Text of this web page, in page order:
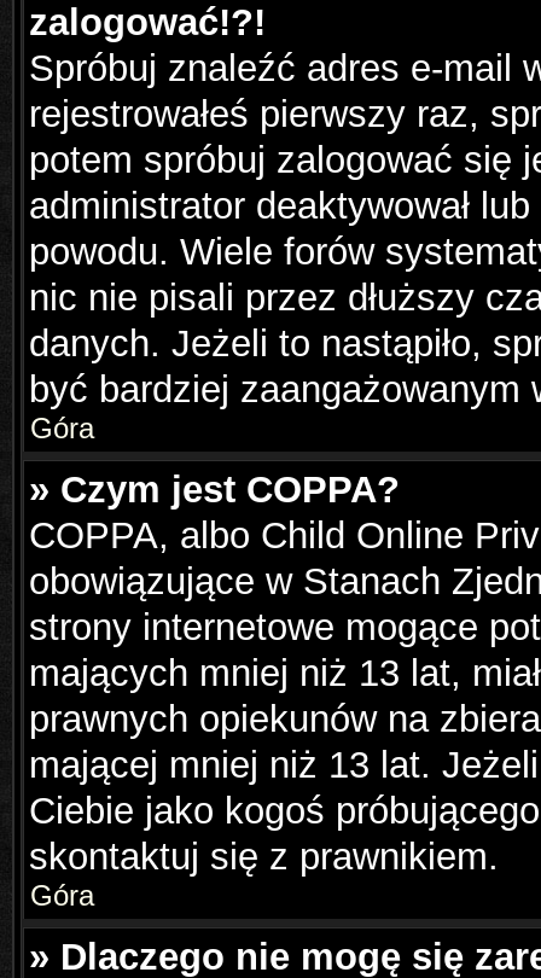
zalogować!?!
Spróbuj znaleźć adres e-mail
rejestrowałeś pierwszy raz,
potem spróbuj zalogować się
administrator deaktywował
powodu. Wiele forów
nic nie pisali przez dłuższy
danych. Jeżeli to nastąpiło,
być bardziej zaangażowanym
Góra
» Czym jest COPPA?
COPPA, albo Child Online
obowiązujące w Stanach
strony internetowe mogące
mających mniej niż 13 lat,
prawnych opiekunów na
mającej mniej niż 13 lat.
Ciebie jako kogoś
skontaktuj się z prawnikiem.
Góra
» Dlaczego nie mogę się